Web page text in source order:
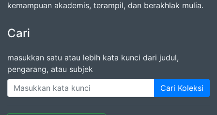
kemampuan akademis, terampil, dan berakhlak mulia.
Cari
masukkan satu atau lebih kata kunci dari judul,
pengarang, atau subjek
Cari Koleksi